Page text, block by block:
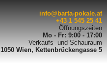
info@barta-pokale.at
+43 1 545 25 41
Öffnungszeiten
Mo - Fr: 9:00 - 17:00
Verkaufs- und Schauraum
1050 Wien, Kettenbrückengasse 5